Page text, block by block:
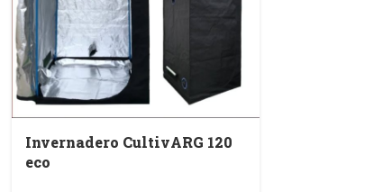
Invernadero CultivARG 120
eco